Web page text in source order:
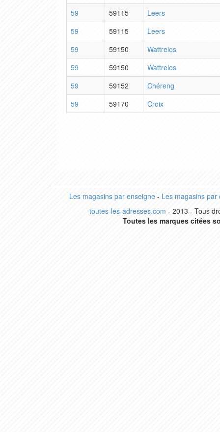
59
59115
Leers
59
59115
Leers
59
59150
Wattrelos
59
59150
Wattrelos
59
59152
Chéreng
59
59170 Croix
Les magasins par enseigne- Les magasins par
toutes-les-adresses.com - 2013 - Tous
Toutes les marques citées